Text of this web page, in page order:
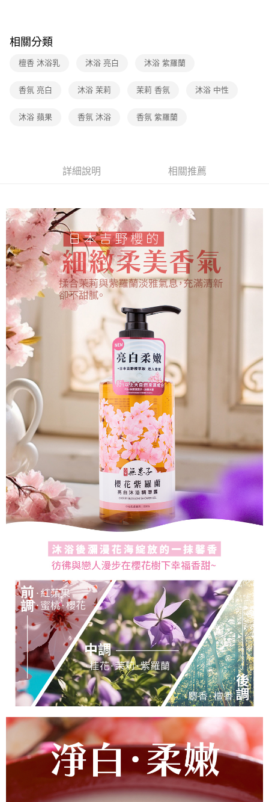
買賣價金債權讓與本公司後，依約使用本公司帳單繳交帳款。
資料（包含姓名、電話或地址）提供予台灣大哥大進項蒐集、處理及利用，
3.完整用戶服務條款，請詳閱以下連結：https://oppay.tw/userRule
購買商品的店家。未經商家同意取消之訂單仍視為有效，需透過AFTEE先享
後付繳納相關費用。
※ 交易是否成功請以「AFTEE先享後付 」之結帳頁面顯示為準，若有關於
１．透過由恩沛科技股份有限公司提供之「AFTEE先享後付」服務完成之交
３．未成年的使用者請事先徵得法定代理人或監護人之同意方可使用
時審查核予不同之上限額度；若仍有額度不足之情形，本公司將視審查結果
請求用戶進行身份認證。
５．嚴禁一人註冊多個帳號或使用他人資訊註冊。若發現惡意使用之情形，
恩沛科技股份有限公司將有權停止該用戶之使用額度並採取法律行動。
宅配（黑貓）信用卡／行動支付
免運費
內湖體驗館 (先LINE小編再下單，限當日自取)
相關分類
檀香 沐浴乳 沐浴 亮白 沐浴 紫羅蘭
香氛 亮白 沐浴 茉莉 茉莉 香氛 沐浴 中性
沐浴 蘋果 香氛 沐浴 香氛 紫羅蘭
詳細說明 相關推薦